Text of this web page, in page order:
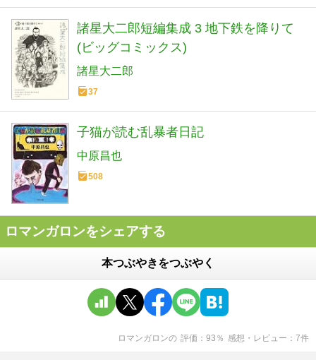
諸星大二郎短編集成 3 地下鉄を降りて
(ビッグコミックス)
諸星大二郎
37
子猫が読む乱暴者日記
中原昌也
508
ロマンガロンをシェアする
本つぶやきをつぶやく
ロマンガロンの 評価 93 ％ 感想・レビュー 7件